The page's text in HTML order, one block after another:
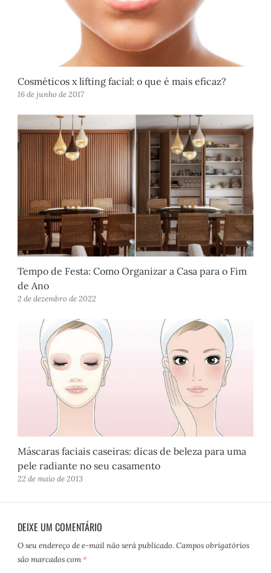
Cosméticos x lifting facial: o que é mais eficaz?
16 de junho de 2017
Tempo de Festa: Como Organizar a Casa para o Fim
de Ano
2 de dezembro de 2022
Máscaras faciais caseiras: dicas de beleza para uma
pele radiante no seu casamento
22 de maio de 2013
DEIXE UM COMENTÁRIO
O seu endereço de e-mail não será publicado. Campos obrigatórios
são marcados com *